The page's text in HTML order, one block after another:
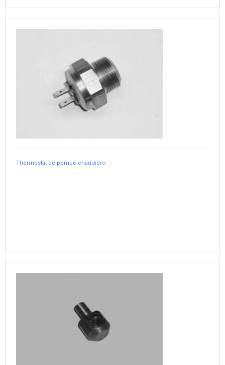
Thermostat de pompe chaudière